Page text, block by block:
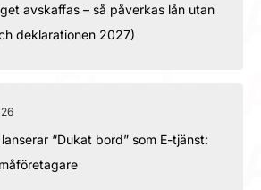
avskaffas – så påverkas lån utan
deklarationen 2027)
“Dukat bord” som E-tjänst: